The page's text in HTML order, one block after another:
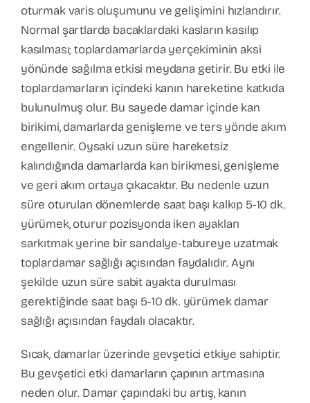
oturmak varis oluşumunu ve gelişimini hızlandırır.
Normal şartlarda bacaklardaki kasların kasılıp
kasılması; toplardamarlarda yerçekiminin aksi
yönünde sağılma etkisi meydana getirir. Bu etki ile
toplardamarların içindeki kanın hareketine katkıda
bulunulmuş olur. Bu sayede damar içinde kan
birikimi, damarlarda genişleme ve ters yönde akım
engellenir. Oysaki uzun süre hareketsiz
kalındığında damarlarda kan birikmesi, genişleme
ve geri akım ortaya çıkacaktır. Bu nedenle uzun
süre oturulan dönemlerde saat başı kalkıp 5-10 dk.
yürümek, oturur pozisyonda iken ayakları
sarkıtmak yerine bir sandalye-tabureye uzatmak
toplardamar sağlığı açısından faydalıdır. Aynı
şekilde uzun süre sabit ayakta durulması
gerektiğinde saat başı 5-10 dk. yürümek damar
sağlığı açısından faydalı olacaktır.
Sıcak, damarlar üzerinde gevşetici etkiye sahiptir.
Bu gevşetici etki damarların çapının artmasına
neden olur. Damar çapındaki bu artış, kanın